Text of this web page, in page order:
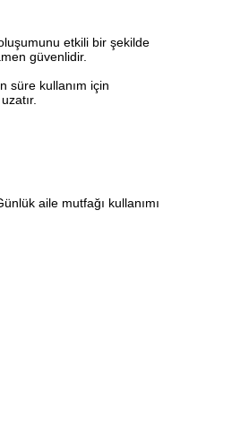
etkili bir şekilde
güvenlidir.
süre kullanım için
aile mutfağı kullanımı